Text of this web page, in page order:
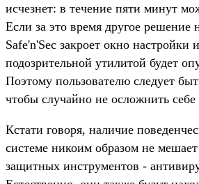
исчезнет: в течение пяти минут
Если за это время другое решение
Safe'n'Sec закроет окно настройки
подозрительной утилитой будет
Поэтому пользователю следует
чтобы случайно не осложнить
Кстати говоря, наличие
системе никоим образом не
защитных инструментов -